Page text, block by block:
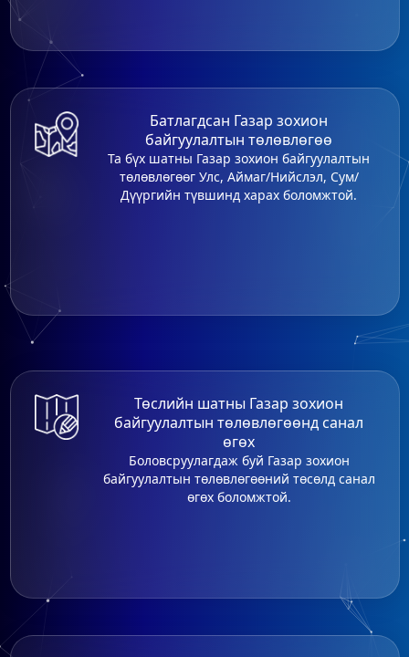
Батлагдсан Газар зохион
байгуулалтын төлөвлөгөө
Та бүх шатны Газар зохион байгуулалтын
төлөвлөгөөг Улс, Аймаг/Нийслэл, Сум/
Дүүргийн түвшинд харах боломжтой.
Төслийн шатны Газар зохион
байгуулалтын төлөвлөгөөнд санал
өгөх
Боловсруулагдаж буй Газар зохион
байгуулалтын төлөвлөгөөний төсөлд санал
өгөх боломжтой.